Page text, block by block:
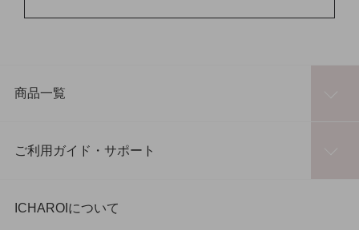
商品一覧
ご利用ガイド・サポート
ICHAROIについて